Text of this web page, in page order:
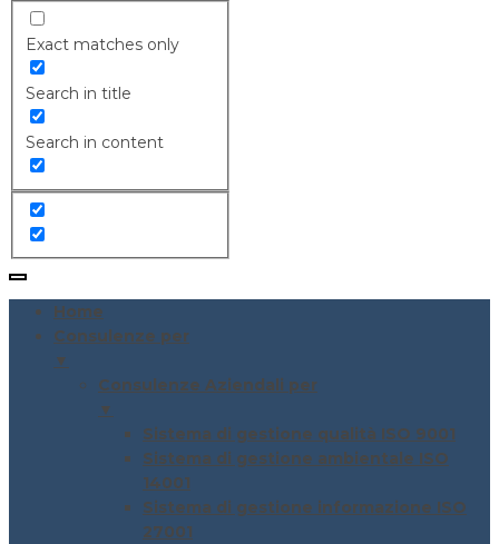
Exact matches only
Search in title
Search in content
Home
Consulenze per
▼
Consulenze Aziendali per
▼
Sistema di gestione qualità ISO 9001
Sistema di gestione ambientale ISO
14001
Sistema di gestione informazione ISO
27001